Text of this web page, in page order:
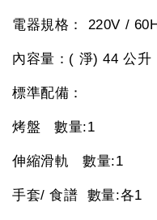
電器規格： 220V /
內容量：( 淨) 44 公升
標準配備：
烤盤 數量:1
伸縮滑軌 數量:1
手套/ 食譜 數量:各1